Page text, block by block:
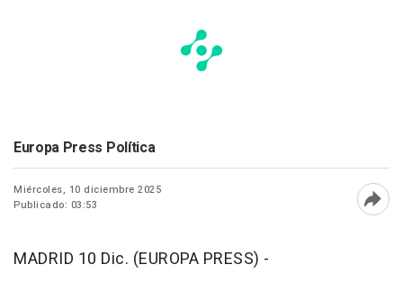
Europa Press Política
Miércoles, 10 diciembre 2025
Publicado: 03:53
MADRID 10 Dic. (EUROPA PRESS) -